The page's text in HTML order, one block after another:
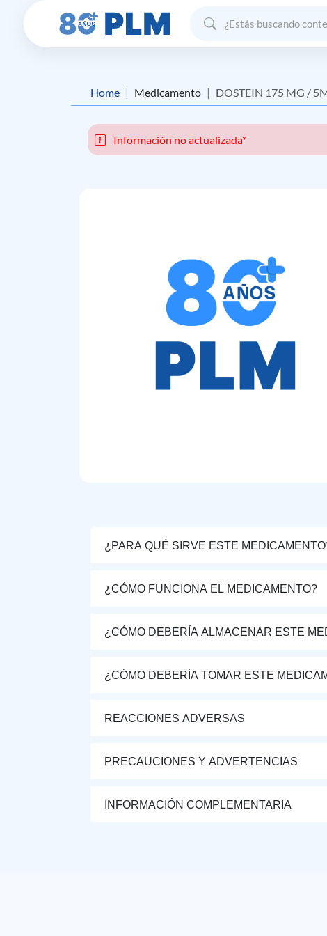
Home Medicamento DOSTEIN 175 MG /
Información no actualizada*
¿PARA QUÉ SIRVE ESTE
¿CÓMO FUNCIONA EL MEDICAMENTO?
¿CÓMO DEBERÍA ALMACENAR ESTE
¿CÓMO DEBERÍA TOMAR ESTE
REACCIONES ADVERSAS
PRECAUCIONES Y ADVERTENCIAS
INFORMACIÓN COMPLEMENTARIA